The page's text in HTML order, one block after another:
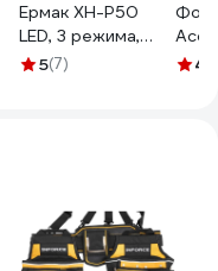
Ермак XH-P50
LED, 3 режима,
2000мАч,
5(7) 4.9